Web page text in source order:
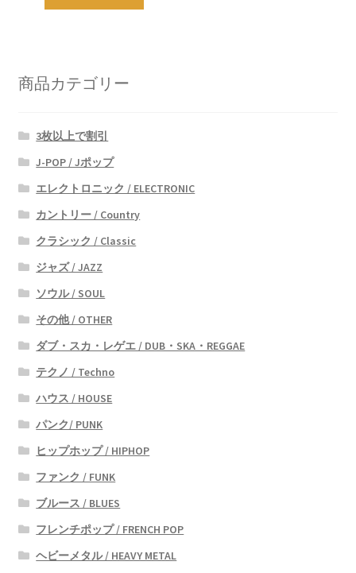
商品カテゴリー
3枚以上で割引
J-POP / Jポップ
エレクトロニック / ELECTRONIC
カントリー / Country
クラシック / Classic
ジャズ / JAZZ
ソウル / SOUL
その他 / OTHER
ダブ・スカ・レゲエ / DUB・SKA・REGGAE
テクノ / Techno
ハウス / HOUSE
パンク/ PUNK
ヒップホップ / HIPHOP
ファンク / FUNK
ブルース / BLUES
フレンチポップ / FRENCH POP
ヘビーメタル / HEAVY METAL